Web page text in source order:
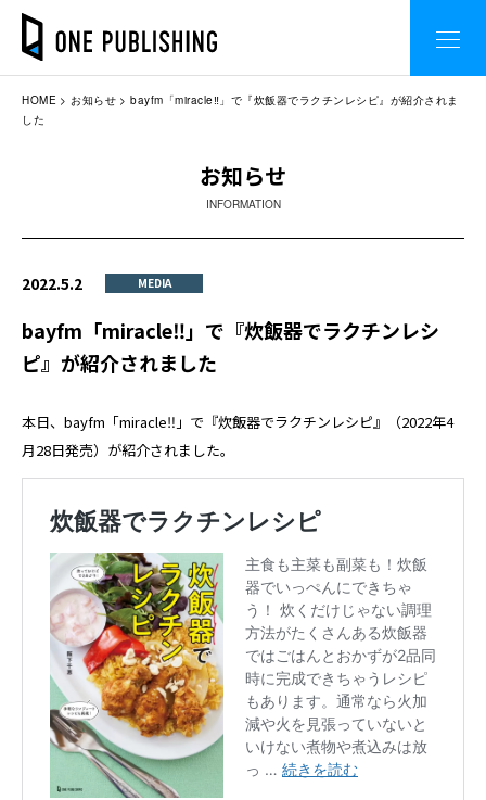
HOME お知らせ
bayfm「miracle‼」で『炊飯器でラクチンレシピ』が紹介されま
した
お知らせ
INFORMATION
2022.5.2 MEDIA
bayfm「miracle‼」で『炊飯器でラクチンレシ
ピ』が紹介されました
本日、bayfm「miracle‼」で『炊飯器でラクチンレシピ』（2022年4
月28日発売）が紹介されました。